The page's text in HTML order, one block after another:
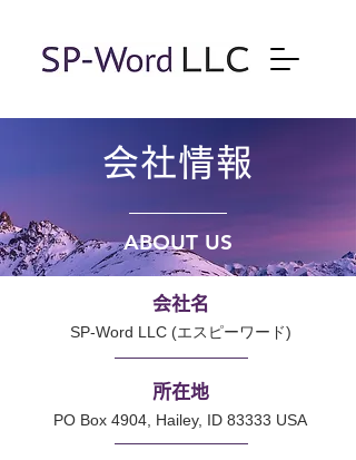
会社情報​
ABOUT US
会社名
SP-Word LLC (エスピーワード)
所在地
PO Box 4904, Hailey, ID 83333 USA